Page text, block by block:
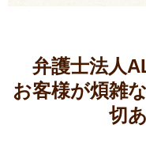
弁護士法人
お客様が煩雑
切